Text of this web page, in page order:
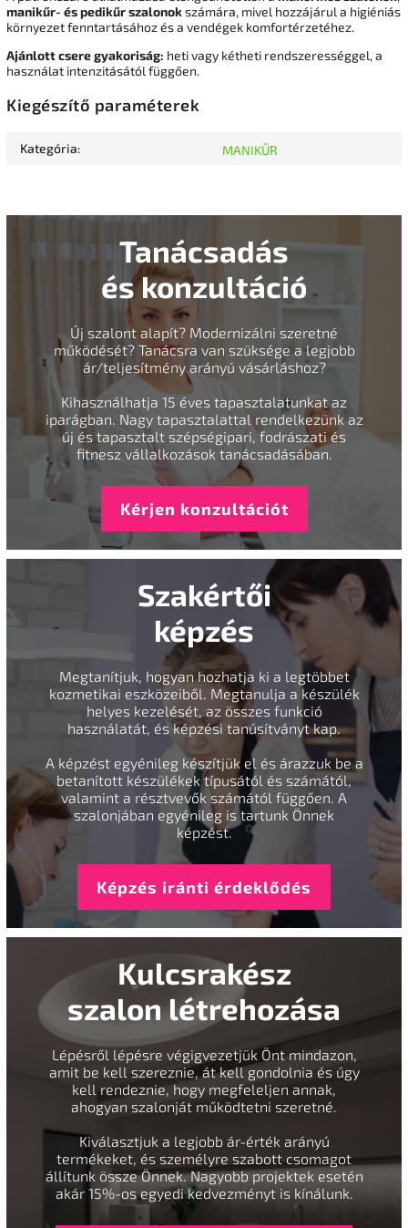
manikűr- és pedikűr szalonokszámára, mivel hozzájárul a higiéniás
környezet fenntartásához és a vendégek komfortérzetéhez.
Ajánlott csere gyakoriság: heti vagy kétheti rendszerességgel, a
használat intenzitásától függően.
Kiegészítő paraméterek
Kategória: MANIKŰR
Tanácsadás
és konzultáció
Új szalont alapít? Modernizálni szeretné
működését? Tanácsra van szüksége a legjobb
ár/teljesítmény arányú vásárláshoz?
Kihasználhatja 15 éves tapasztalatunkat az
iparágban. Nagy tapasztalattal rendelkezünk az
új és tapasztalt szépségipari, fodrászati és
fitnesz vállalkozások tanácsadásában.
Kérjen konzultációt
Szakértői
képzés
Megtanítjuk, hogyan hozhatja ki a legtöbbet
kozmetikai eszközeiből. Megtanulja a készülék
helyes kezelését, az összes funkció
használatát, és képzési tanúsítványt kap.
A képzést egyénileg készítjük el és árazzuk be a
betanított készülékek típusától és számától,
valamint a résztvevők számától függően. A
szalonjában egyénileg is tartunk Önnek
képzést.
Képzés iránti érdeklődés
Kulcsrakész
szalon létrehozása
Lépésről lépésre végigvezetjük Önt mindazon,
amit be kell szereznie, át kell gondolnia és úgy
kell rendeznie, hogy megfeleljen annak,
ahogyan szalonját működtetni szeretné.
Kiválasztjuk a legjobb ár-érték arányú
termékeket, és személyre szabott csomagot
állítunk össze Önnek. Nagyobb projektek esetén
akár 15%-os egyedi kedvezményt is kínálunk.